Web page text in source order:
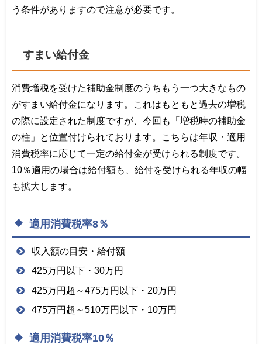
う条件がありますので注意が必要です。
すまい給付金
消費増税を受けた補助金制度のうちもう一つ大きなもの
がすまい給付金になります。これはもともと過去の増税
の際に設定された制度ですが、今回も「増税時の補助金
の柱」と位置付けられております。こちらは年収・適用
消費税率に応じて一定の給付金が受けられる制度です。
10％適用の場合は給付額も、給付を受けられる年収の幅
も拡大します。
適用消費税率8％
収入額の目安・給付額
425万円以下・30万円
425万円超～475万円以下・20万円
475万円超～510万円以下・10万円
適用消費税率10％